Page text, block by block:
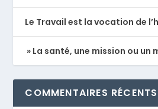
Le Travail est la vocation de
» La santé, une mission ou un
COMMENTAIRES RÉCENTS